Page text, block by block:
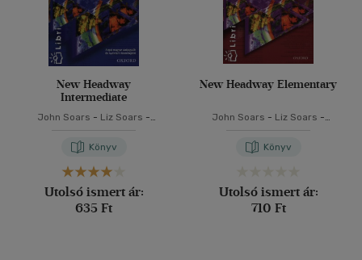
New Headway
Intermediate
John Soars - Liz Soars -
Könyv
Utolsó ismert ár:
635 Ft
New Headway Elementary
John Soars - Liz Soars -
Könyv
Utolsó ismert ár:
710 Ft